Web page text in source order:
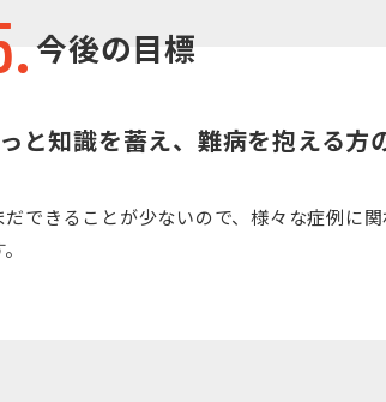
今後の目標
と知識を蓄え、難病を抱える方
だできることが少ないので、様々な症例に